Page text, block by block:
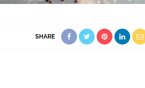
SHARE